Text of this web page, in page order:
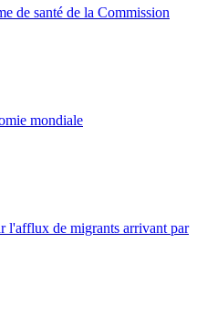
de santé de la Commission
mondiale
l'afflux de migrants arrivant par